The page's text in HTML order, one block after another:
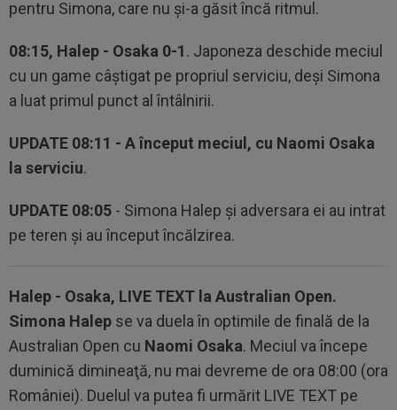
pentru Simona, care nu şi-a găsit încă ritmul.
08:15, Halep - Osaka 0-1. Japoneza deschide meciul
cu un game câştigat pe propriul serviciu, deşi Simona
a luat primul punct al întâlnirii.
UPDATE 08:11 - A început meciul, cu Naomi Osaka
la serviciu.
UPDATE 08:05 - Simona Halep şi adversara ei au intrat
pe teren şi au început încălzirea.
Halep - Osaka, LIVE TEXT la Australian Open.
Simona Halep se va duela în optimile de finală de la
Australian Open cu Naomi Osaka. Meciul va începe
duminică dimineaţă, nu mai devreme de ora 08:00 (ora
României). Duelul va putea fi urmărit LIVE TEXT pe